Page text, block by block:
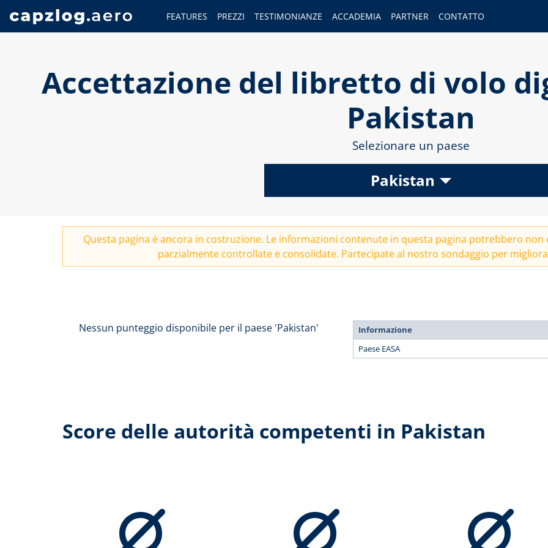
FEATURES PREZZI TESTIMONIANZE ACCADEMIA PARTNER CONTATTO
Accettazione del libretto di volo
Pakistan
Selezionare un paese
Pakistan
Questa pagina è ancora in costruzione. Le informazioni contenute in questa pagina potrebbero
parzialmente controllate e consolidate. Partecipate al nostro sondaggio per
Nessun punteggio disponibile per il paese 'Pakistan'
Informazione
Paese EASA
Score delle autorità competenti in Pakistan